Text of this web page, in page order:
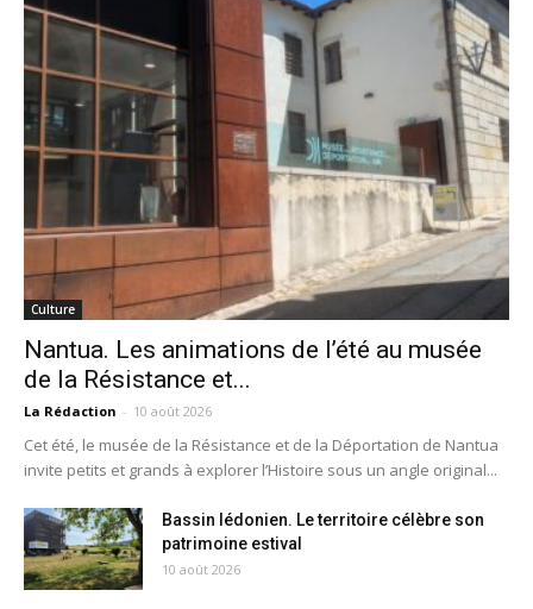
Culture
Nantua. Les animations de l’été au musée
de la Résistance et...
La Rédaction - 10 août 2026
Cet été, le musée de la Résistance et de la Déportation de Nantua
invite petits et grands à explorer l’Histoire sous un angle original...
Bassin lédonien. Le territoire célèbre son
patrimoine estival
10 août 2026